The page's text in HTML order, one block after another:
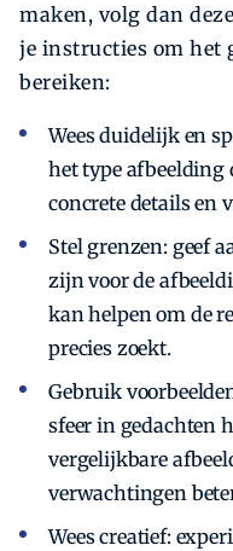
maken, volg dan
je instructies om het
bereiken:
Wees duidelijk en
het type afbeelding
concrete details en
Stel grenzen: geef
zijn voor de
kan helpen om de
precies zoekt.
Gebruik
sfeer in gedachten
vergelijkbare
verwachtingen
Wees creatief: